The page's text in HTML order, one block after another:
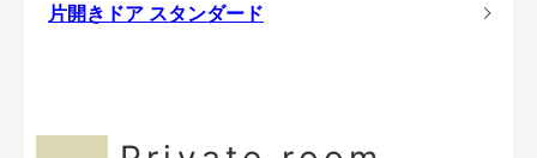
片開きドア スタンダード